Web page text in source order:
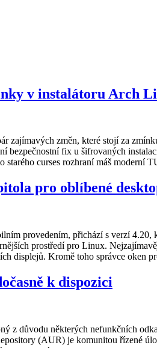
v instalátoru Arch
zajímavých změn, které stojí za
bezpečnostní fix u šifrovaných
starého curses rozhraní máš moderní
pro oblíbené
provedením, přichází s verzí
prostředí pro Linux.
displejů. Kromě toho správce oken
k dispozici
z důvodu některých nefunkčních
(AUR) je komunitou řízené